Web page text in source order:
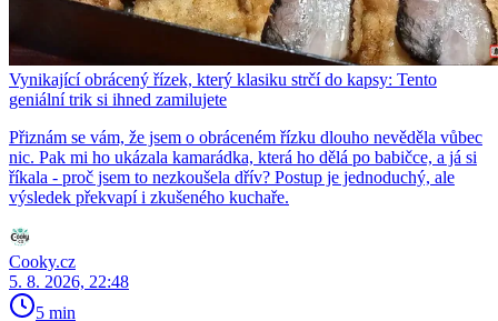
Vynikající obrácený řízek, který klasiku strčí do kapsy: Tento
geniální trik si ihned zamilujete
Přiznám se vám, že jsem o obráceném řízku dlouho nevěděla vůbec
nic. Pak mi ho ukázala kamarádka, která ho dělá po babičce, a já si
říkala - proč jsem to nezkoušela dřív? Postup je jednoduchý, ale
výsledek překvapí i zkušeného kuchaře.
Cooky.cz
5. 8. 2026, 22:48
5 min